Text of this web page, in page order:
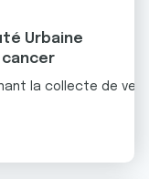
Urbaine
la collecte de